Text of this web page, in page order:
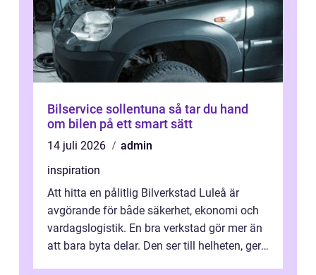
Bilservice sollentuna så tar du hand
om bilen på ett smart sätt
14 juli 2026
admin
inspiration
Att hitta en pålitlig Bilverkstad Luleå är
avgörande för både säkerhet, ekonomi och
vardagslogistik. En bra verkstad gör mer än
att bara byta delar. Den ser till helheten, ger